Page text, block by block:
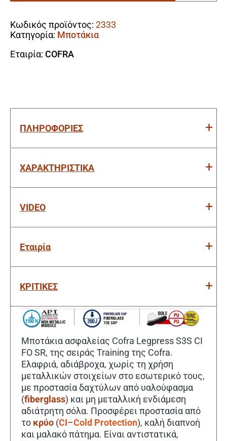
Ασφαλείας
ποσότητα
Κωδικός προϊόντος: 2333
Κατηγορία: Μποτάκια
Εταιρία: COFRA
ΠΛΗΡΟΦΟΡΙΕΣ
ΧΑΡΑΚΤΗΡΙΣΤΙΚΑ
VIDEO
Εταιρία
ΚΡΙΤΙΚΕΣ
Μποτάκια ασφαλείας Cofra Legpress S3S CI
FO SR, της σειράς Training της Cofra.
Ελαφριά, αδιάβροχα, χωρίς τη χρήση
μεταλλικών στοιχείων στο εσωτερικό τους,
με προστασία δαχτύλων από υαλούφασμα
(fiberglass) και μη μεταλλική ενδιάμεση
αδιάτρητη σόλα. Προσφέρει προστασία από
το κρύο (CI–Cold Protection), καλή διαπνοή
και μαλακό πάτημα. Είναι αντιστατικά,